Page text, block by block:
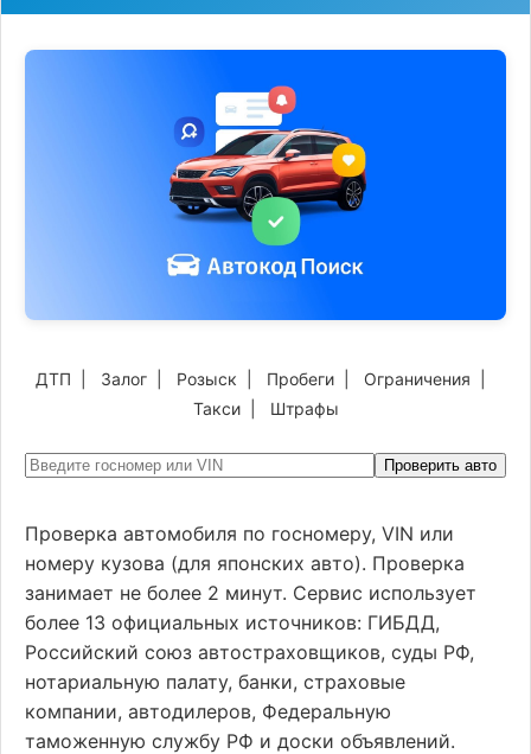
ДТП Залог Розыск Пробеги Ограничения
Такси| Штрафы
Проверить авто
Проверка автомобиля по госномеру, VIN или
номеру кузова (для японских авто). Проверка
занимает не более 2 минут. Сервис использует
более 13 официальных источников: ГИБДД,
Российский союз автостраховщиков, суды РФ,
нотариальную палату, банки, страховые
компании, автодилеров, Федеральную
таможенную службу РФ и доски объявлений.